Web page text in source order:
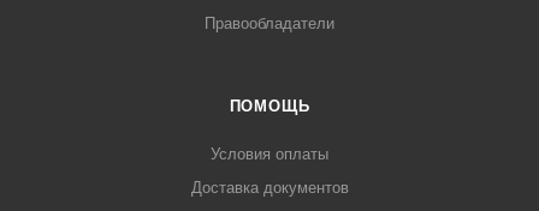
Правообладатели
ПОМОЩЬ
Условия оплаты
Доставка документов